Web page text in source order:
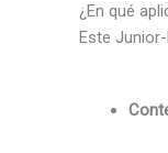
¿En qué
Este